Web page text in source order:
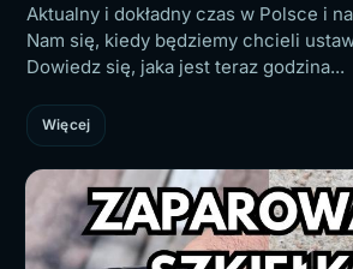
Aktualny i dokładny czas w Polsce i
Nam się, kiedy będziemy chcieli
Dowiedz się, jaka jest teraz godzina...
Więcej